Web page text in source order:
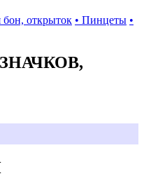
бон, открыток • Пинцеты •